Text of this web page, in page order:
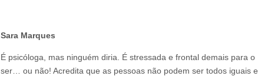
Sara Marques
É psicóloga, mas ninguém diria. É stressada e frontal demais para o
ser… ou não! Acredita que as pessoas não podem ser todos iguais e